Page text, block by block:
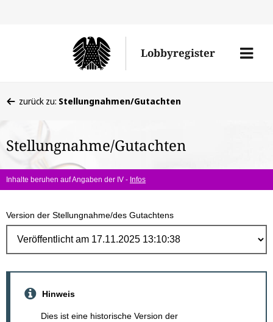
Lobbyregister
Menü
befinden
hier:
zurück zu: Stellungnahmen/Gutachten
Stellungnahme/Gutachten
Inhalte beruhen auf Angaben der IV - Infos
Version der Stellungnahme/des Gutachtens
Hinweis
Dies ist eine historische Version der